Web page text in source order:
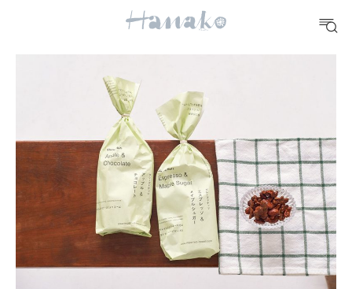
10 CATEGORIES
TRAVEL
どこ行く？
FORTUNE
明日のわたし
[12星座別] Weekly Holoscope